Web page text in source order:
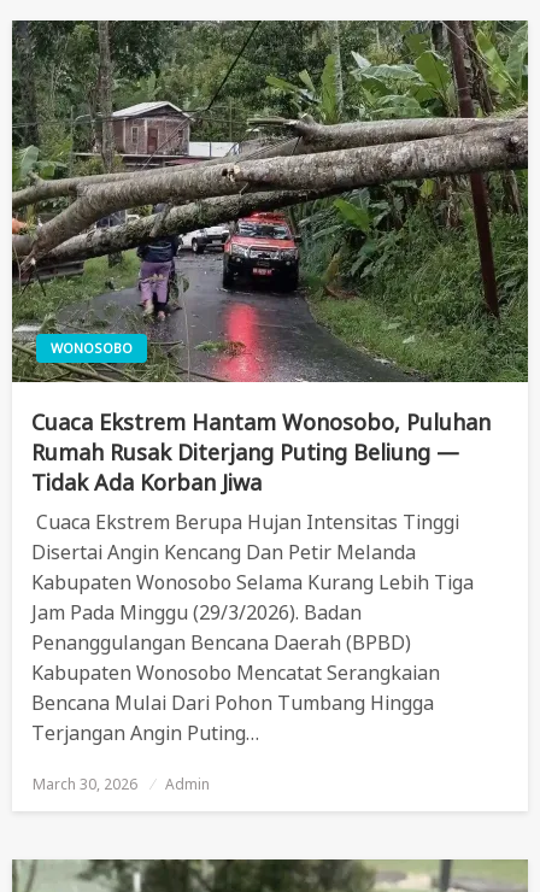
WONOSOBO
Cuaca Ekstrem Hantam Wonosobo, Puluhan
Rumah Rusak Diterjang Puting Beliung —
Tidak Ada Korban Jiwa
Cuaca Ekstrem Berupa Hujan Intensitas Tinggi
Disertai Angin Kencang Dan Petir Melanda
Kabupaten Wonosobo Selama Kurang Lebih Tiga
Jam Pada Minggu (29/3/2026). Badan
Penanggulangan Bencana Daerah (BPBD)
Kabupaten Wonosobo Mencatat Serangkaian
Bencana Mulai Dari Pohon Tumbang Hingga
Terjangan Angin Puting…
Posted
March 30, 2026 Admin